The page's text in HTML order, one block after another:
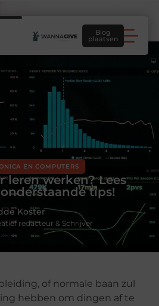
Blog
plaatsen
EN COMPUTERS
leren werken? Lees
tips!
Koster
redacteur & Schrijver
of normale baan zul
hebben om dingen af te